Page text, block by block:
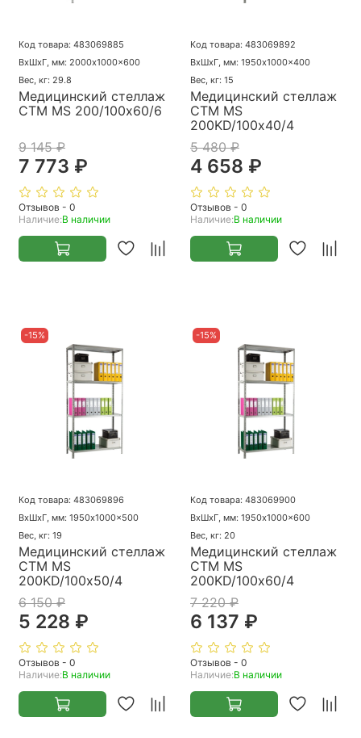
Код товара: 483069885
ВхШхГ, мм: 2000x1000x600
Вес, кг: 29.8
Медицинский стеллаж
СТМ MS 200/100х60/6
9 145 ₽
7 773 ₽
Отзывов - 0
Наличие:В наличии
Код товара: 483069892
ВхШхГ, мм: 1950x1000x400
Вес, кг: 15
Медицинский стеллаж
СТМ MS
200KD/100х40/4
5 480 ₽
4 658 ₽
Отзывов - 0
Наличие:В наличии
-15%
Код товара: 483069896
ВхШхГ, мм: 1950x1000x500
Вес, кг: 19
Медицинский стеллаж
СТМ MS
200KD/100х50/4
6 150 ₽
5 228 ₽
Отзывов - 0
Наличие:В наличии
-15%
Код товара: 483069900
ВхШхГ, мм: 1950x1000x600
Вес, кг: 20
Медицинский стеллаж
СТМ MS
200KD/100х60/4
7 220 ₽
6 137 ₽
Отзывов - 0
Наличие:В наличии